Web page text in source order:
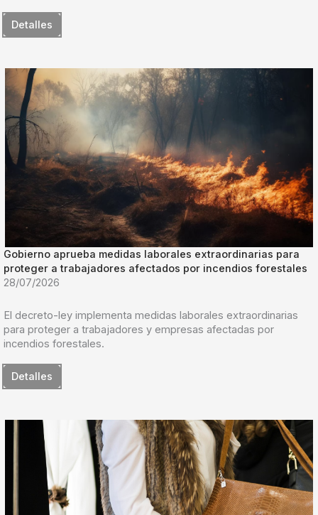
Detalles
Gobierno aprueba medidas laborales extraordinarias para
proteger a trabajadores afectados por incendios forestales
28/07/2026
El decreto-ley implementa medidas laborales extraordinarias
para proteger a trabajadores y empresas afectadas por
incendios forestales.
Detalles